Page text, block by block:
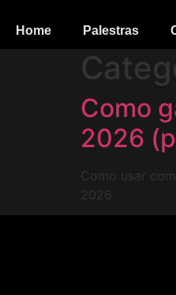
Home Palestras
Como
2026
Como usar
2026